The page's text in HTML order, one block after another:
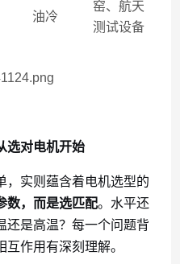
油冷
窑、航天
测试设备
选对电机开始
，实则蕴含着电机选型的
数，而是选匹配。水平还
还是高温？每一个问题背
作用有深刻理解。